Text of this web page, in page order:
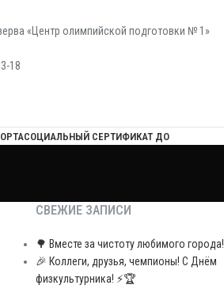
«Центр олимпийской подготовки № 1»
18
СОЦИАЛЬНЫЙ СЕРТИФИКАТ ДО
СВЕЖИЕ ЗАПИСИ
🌳 Вместе за чистоту любимого города!
🎉 Коллеги, друзья, чемпионы! С Днём
физкультурника! ⚡️🏆